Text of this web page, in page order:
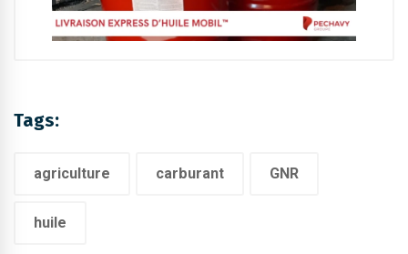
Tags:
agriculture carburant GNR
huile